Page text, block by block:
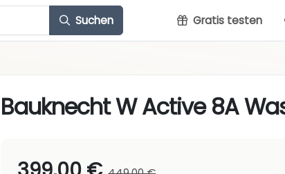
Suchen Gratis testen
Bauknecht W Active 8A